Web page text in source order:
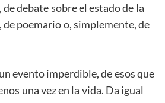
debate sobre el estado de la
poemario o, simplemente, de
evento imperdible, de esos que
una vez en la vida. Da igual